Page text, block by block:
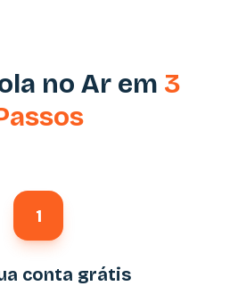
no Ar em 3
1
conta grátis